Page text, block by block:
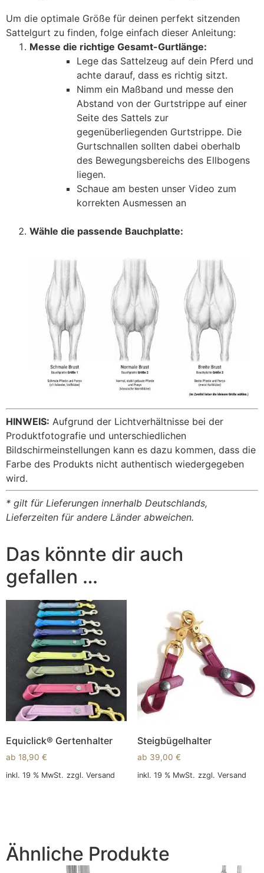
Um die optimale Größe für deinen perfekt sitzenden
Sattelgurt zu finden, folge einfach dieser Anleitung:
Messe die richtige Gesamt-Gurtlänge:
Lege das Sattelzeug auf dein Pferd und
achte darauf, dass es richtig sitzt.
Nimm ein Maßband und messe den
Abstand von der Gurtstrippe auf einer
Seite des Sattels zur
gegenüberliegenden Gurtstrippe. Die
Gurtschnallen sollten dabei oberhalb
des Bewegungsbereichs des Ellbogens
liegen.
Schaue am besten unser Video zum
korrekten Ausmessen an
Wähle die passende Bauchplatte:
HINWEIS: Aufgrund der Lichtverhältnisse bei der
Produktfotografie und unterschiedlichen
Bildschirmeinstellungen kann es dazu kommen, dass die
Farbe des Produkts nicht authentisch wiedergegeben
wird.
* gilt für Lieferungen innerhalb Deutschlands,
Lieferzeiten für andere Länder abweichen.
Das könnte dir auch
gefallen …
Equiclick® Gertenhalter
ab 18,90 €
inkl. 19 % MwSt. zzgl. Versand
Steigbügelhalter
ab 39,00 €
inkl. 19 % MwSt. zzgl. Versand
Ähnliche Produkte